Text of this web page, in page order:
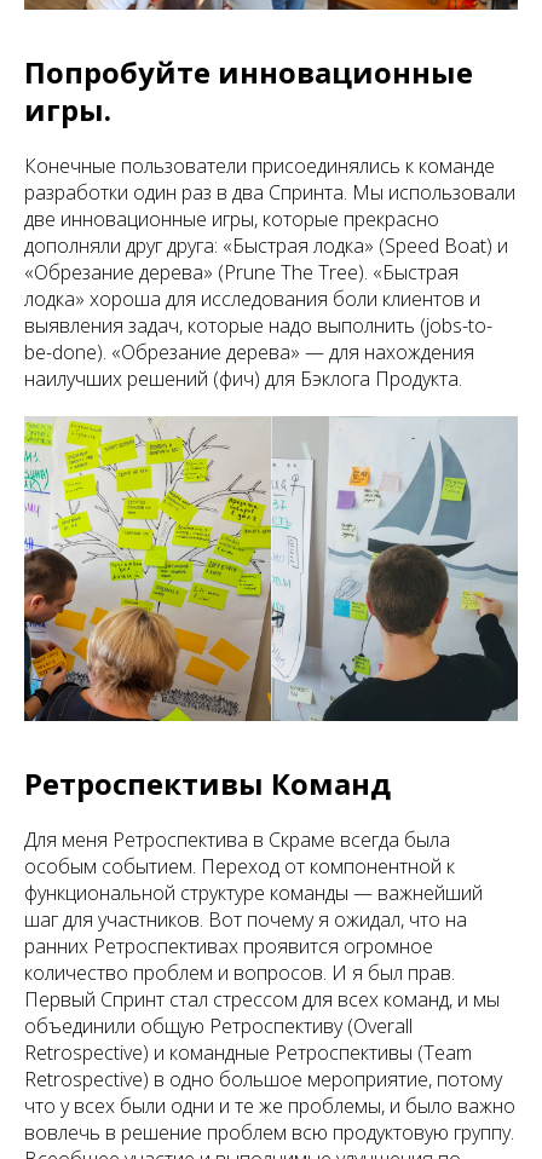
Попробуйте инновационные
игры.
Конечные пользователи присоединялись к команде
разработки один раз в два Спринта. Мы использовали
две инновационные игры, которые прекрасно
дополняли друг друга: «Быстрая лодка» (Speed Boat) и
«Обрезание дерева» (Prune The Tree). «Быстрая
лодка» хороша для исследования боли клиентов и
выявления задач, которые надо выполнить (jobs-to-
be-done). «Обрезание дерева» — для нахождения
наилучших решений (фич) для Бэклога Продукта.
Ретроспективы Команд
Для меня Ретроспектива в Скраме всегда была
особым событием. Переход от компонентной к
функциональной структуре команды — важнейший
шаг для участников. Вот почему я ожидал, что на
ранних Ретроспективах проявится огромное
количество проблем и вопросов. И я был прав.
Первый Спринт стал стрессом для всех команд, и мы
объединили общую Ретроспективу (Overall
Retrospective) и командные Ретроспективы (Team
Retrospective) в одно большое мероприятие, потому
что у всех были одни и те же проблемы, и было важно
вовлечь в решение проблем всю продуктовую группу.